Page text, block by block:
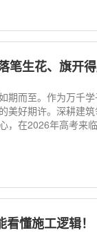
、旗开得胜圆梦
期而至。作为万千
美好期许。深耕建
，在2026年高考来
懂施工逻辑！